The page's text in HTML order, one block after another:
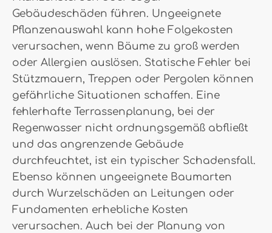
Gebäudeschäden führen. Ungeeignete
Pflanzenauswahl kann hohe Folgekosten
verursachen, wenn Bäume zu groß werden
oder Allergien auslösen. Statische Fehler bei
Stützmauern, Treppen oder Pergolen können
gefährliche Situationen schaffen. Eine
fehlerhafte Terrassenplanung, bei der
Regenwasser nicht ordnungsgemäß abfließt
und das angrenzende Gebäude
durchfeuchtet, ist ein typischer Schadensfall.
Ebenso können ungeeignete Baumarten
durch Wurzelschäden an Leitungen oder
Fundamenten erhebliche Kosten
verursachen. Auch bei der Planung von